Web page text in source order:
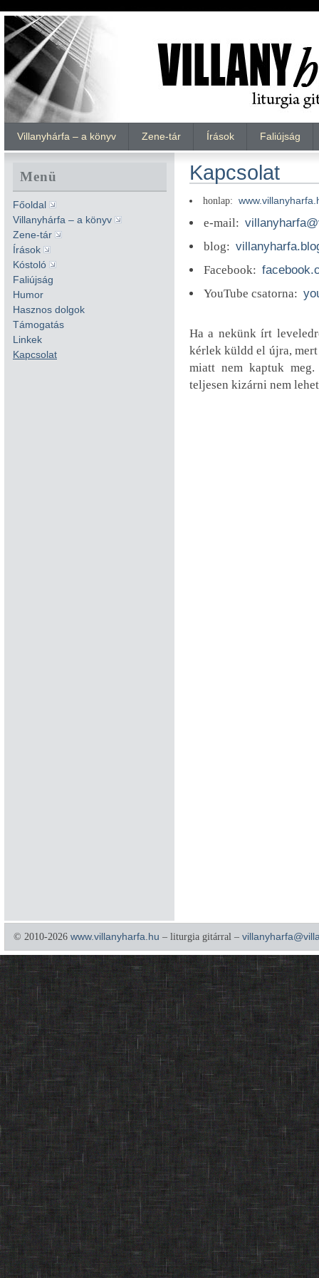
Villanyhárfa – a könyv Zene-tár Írások Faliújság
Menü
Főoldal
Villanyhárfa – a könyv
Zene-tár
Írások
Kóstoló
Faliújság
Humor
Hasznos dolgok
Támogatás
Linkek
Kapcsolat
Kapcsolat
honlap:
e-mail:
blog:
Facebook:
YouTube csatorna:
Ha a nekünk írt
kérlek küldd el újra,
miatt nem kaptuk
teljesen kizárni nem
© 2010-2026 www.villanyharfa.hu – liturgia gitárral –